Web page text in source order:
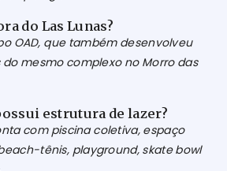
do Las Lunas?
OAD, que também desenvolveu
mesmo complexo no Morro das
estrutura de lazer?
com piscina coletiva, espaço
tênis, playground, skate bowl